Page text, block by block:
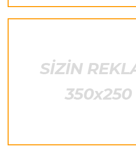
"Maklaren" Verstappen üçün
balansı pozmamalıdır"
"Nyukasl"ın yeni baş məşqçisi
23:26 05.08.2026